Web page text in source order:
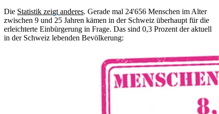
Die Statistik zeigt anderes. Gerade mal 24'656 Menschen im Alter
zwischen 9 und 25 Jahren kämen in der Schweiz überhaupt für die
erleichterte Einbürgerung in Frage. Das sind 0,3 Prozent der aktuell
in der Schweiz lebenden Bevölkerung: